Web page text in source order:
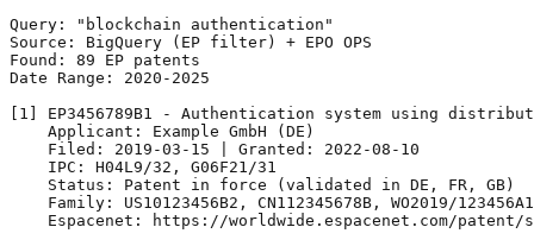
Query: "blockchain authentication"
Source: BigQuery (EP filter) + EPO OPS
Found: 89 EP patents
Date Range: 2020-2025
[1] EP3456789B1 - Authentication system using
    Applicant: Example GmbH (DE)
    Filed: 2019-03-15 | Granted: 2022-08-10
    IPC: H04L9/32, G06F21/31
    Status: Patent in force (validated in DE, FR, GB)
    Family: US10123456B2, CN112345678B, WO2019/123456A1
Espacenet: https://worldwide.espacenet.com/patent/